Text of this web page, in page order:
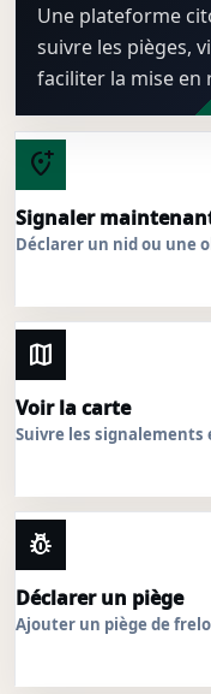
Une plateforme
suivre les pièges,
faciliter la mise en
add_location_alt
Signaler
Déclarer un nid ou une
map
Voir la carte
Suivre les signalements
pest_control
Déclarer un piège
Ajouter un piège de